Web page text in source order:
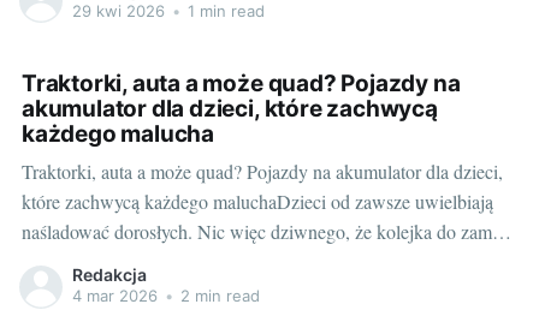
pomoc w rozwijaniu wielu umiejętności, takich jak koordynacja
29 kwi 2026 • 1 min read
Traktorki, auta a może quad? Pojazdy na
akumulator dla dzieci, które zachwycą
każdego malucha
Traktorki, auta a może quad? Pojazdy na akumulator dla dzieci,
które zachwycą każdego maluchaDzieci od zawsze uwielbiają
naśladować dorosłych. Nic więc dziwnego, że kolejka do zamka
czy plac zabaw niewiele równać się może z fascynacją
prowadzeniem własnego autka na akumulator 2 osobowe. Czy
Redakcja
4 mar 2026 • 2 min read